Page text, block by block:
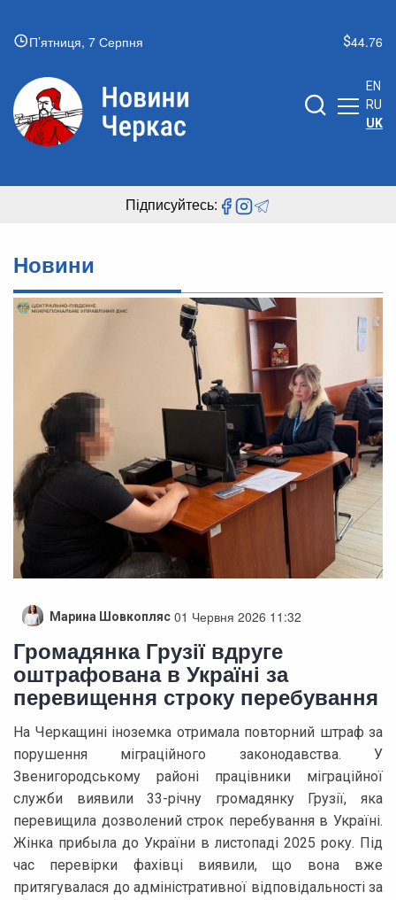
П’ятниця, 7 Серпня 44.76
EN
RU
UK
Підписуйтесь:
Новини
Марина Шовкопляс 01 Червня 2026 11:32
Громадянка Грузії вдруге
оштрафована в Україні за
перевищення строку перебування
На Черкащині іноземка отримала повторний штраф за
порушення міграційного законодавства. У
Звенигородському районі працівники міграційної
служби виявили 33-річну громадянку Грузії, яка
перевищила дозволений строк перебування в Україні.
Жінка прибыла до України в листопаді 2025 року. Під
час перевірки фахівці виявили, що вона вже
притягувалася до адміністративної відповідальності за